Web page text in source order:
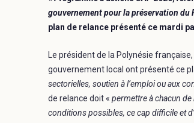
gouvernement pour la préservation
plan de relance présenté ce mardi
Le président de la Polynésie
gouvernement local ont présenté ce
sectorielles, soutien à l’emploi ou aux
de relance doit « permettre à chacun
conditions possibles, ce cap difficile et